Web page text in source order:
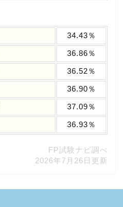
34.43％
36.86％
36.52％
36.90％
37.09％
36.93％
FP試験ナビ調べ
2026年7月26日更新